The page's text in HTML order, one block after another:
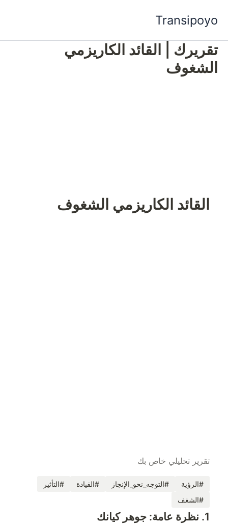
Transipoyo
تقريرك | القائد الكاريزمي
الشغوف
القائد الكاريزمي الشغوف
تقرير تحليلي خاص بك
#الرؤية #التوجه_نحو_الإنجاز #القيادة
#التأثير
#الشغف
1. نظرة عامة: جوهر كيانك